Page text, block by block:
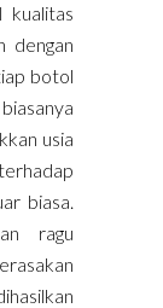
kualitas
dengan
botol
usia
biasa.
ragu